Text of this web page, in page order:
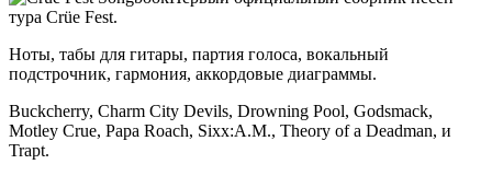
тура Crüe Fest.
Ноты, табы для гитары, партия голоса, вокальный
подстрочник, гармония, аккордовые диаграммы.
Buckcherry, Charm City Devils, Drowning Pool, Godsmack,
Motley Crue, Papa Roach, Sixx:A.M., Theory of a Deadman, и
Trapt.